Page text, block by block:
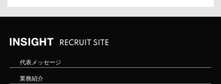
代表メッセージ
業務紹介